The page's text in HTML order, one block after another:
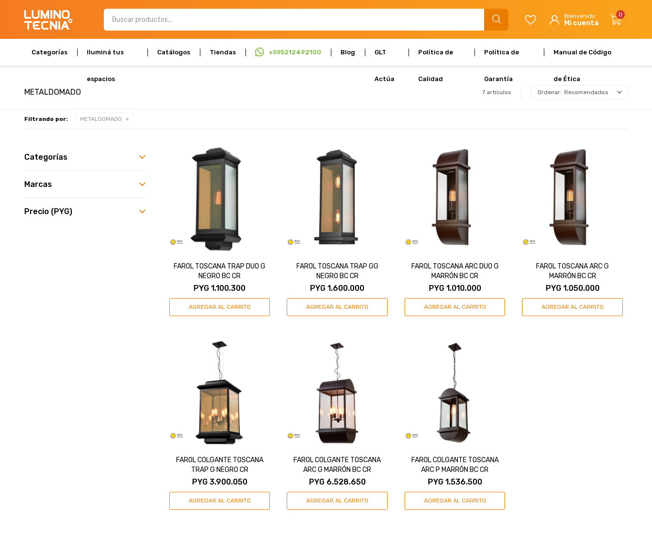
Categorías Iluminá tus
espacios
Catálogos Tiendas +595212492100 Blog GLT
Actúa
Política de
Calidad
Política de
Garantía
Manual de Código
de Ética
0
METALDOMADO 7 artículos Recomendados
Filtrando por: METALDOMADO
FAROL TOSCANA TRAP DUO G
NEGRO BC CR
PYG 1.100.300
FAROL TOSCANA TRAP GG
NEGRO BC CR
PYG 1.600.000
FAROL TOSCANA ARC DUO G
MARRÓN BC CR
PYG 1.010.000
FAROL TOSCANA ARC G
MARRÓN BC CR
PYG 1.050.000
FAROL COLGANTE TOSCANA
TRAP G NEGRO CR
PYG 3.900.050
FAROL COLGANTE TOSCANA
ARC G MARRÓN BC CR
PYG 6.528.650
FAROL COLGANTE TOSCANA
ARC P MARRÓN BC CR
PYG 1.536.500
Categorías
Marcas
Precio (PYG)